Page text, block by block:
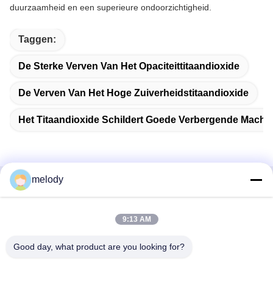
duurzaamheid en een superieure ondoorzichtigheid.
Taggen:
De Sterke Verven Van Het Opaciteittitaandioxide
De Verven Van Het Hoge Zuiverheidstitaandioxide
Het Titaandioxide Schildert Goede Verbergende Macht
Snel contact
1st Verdieping, No.40, No.69, de Middenstraat van
melody
9:13 AM
Good day, what product are you looking for?